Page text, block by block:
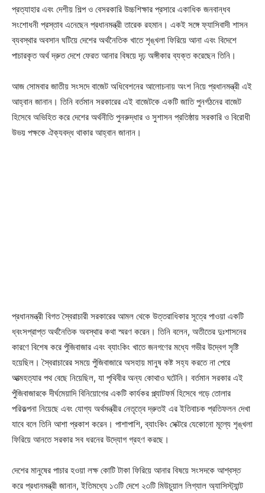
প্রত্যাহার এবং দেশীয় শিল্প ও বেসরকারি উচ্চশিক্ষার প্রসারে একাধিক জনবান্ধব
সংশোধনী প্রস্তাব এনেছেন প্রধানমন্ত্রী তারেক রহমান। একই সঙ্গে ফ্যাসিবাদী শাসন
ব্যবস্থার অবসান ঘটিয়ে দেশের অর্থনৈতিক খাতে শৃঙ্খলা ফিরিয়ে আনা এবং বিদেশে
পাচারকৃত অর্থ দ্রুত দেশে ফেরত আনার বিষয়ে দৃঢ় অঙ্গীকার ব্যক্ত করেছেন তিনি।
আজ সোমবার জাতীয় সংসদে বাজেট অধিবেশনের আলোচনায় অংশ নিয়ে প্রধানমন্ত্রী এই
আহ্বান জানান। তিনি বর্তমান সরকারের এই বাজেটকে একটি জাতি পুনর্গঠনের বাজেট
হিসেবে অভিহিত করে দেশের অর্থনীতি পুনরুদ্ধার ও সুশাসন প্রতিষ্ঠায় সরকারি ও বিরোধী
উভয় পক্ষকে ঐক্যবদ্ধ থাকার আহ্বান জানান।
প্রধানমন্ত্রী বিগত স্বৈরাচারী সরকারের আমল থেকে উত্তরাধিকার সূত্রে পাওয়া একটি
ধ্বংসপ্রাপ্ত অর্থনৈতিক অবস্থার কথা স্মরণ করেন। তিনি বলেন, অতীতের দুঃশাসনের
কারণে বিশেষ করে পুঁজিবাজার এবং ব্যাংকিং খাতে জনগণের মধ্যে গভীর উদ্বেগ সৃষ্টি
হয়েছিল। স্বৈরাচারের সময়ে পুঁজিবাজারে অসহায় মানুষ কষ্ট সহ্য করতে না পেরে
আত্মহত্যার পথ বেছে নিয়েছিল, যা পৃথিবীর অন্য কোথাও ঘটেনি। বর্তমান সরকার এই
পুঁজিবাজারকে দীর্ঘমেয়াদি বিনিয়োগের একটি কার্যকর প্ল্যাটফর্ম হিসেবে গড়ে তোলার
পরিকল্পনা নিয়েছে এবং যোগ্য অর্থমন্ত্রীর নেতৃত্বে দ্রুতই এর ইতিবাচক প্রতিফলন দেখা
যাবে বলে তিনি আশা প্রকাশ করেন। পাশাপাশি, ব্যাংকিং সেক্টরে যেকোনো মূল্যে শৃঙ্খলা
ফিরিয়ে আনতে সরকার সব ধরনের উদ্যোগ গ্রহণ করছে।
দেশের মানুষের পাচার হওয়া লক্ষ কোটি টাকা ফিরিয়ে আনার বিষয়ে সংসদকে আশ্বস্ত
করে প্রধানমন্ত্রী জানান, ইতিমধ্যে ১৩টি দেশে ২৩টি মিউচুয়াল লিগ্যাল অ্যাসিস্ট্যান্ট